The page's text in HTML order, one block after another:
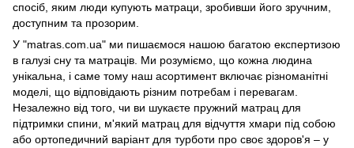
спосіб, яким люди купують матраци, зробивши його зручним,
доступним та прозорим.
У "matras.com.ua" ми пишаємося нашою багатою експертизою
в галузі сну та матраців. Ми розуміємо, що кожна людина
унікальна, і саме тому наш асортимент включає різноманітні
моделі, що відповідають різним потребам і перевагам.
Незалежно від того, чи ви шукаєте пружний матрац для
підтримки спини, м'який матрац для відчуття хмари під собою
або ортопедичний варіант для турботи про своє здоров'я – у